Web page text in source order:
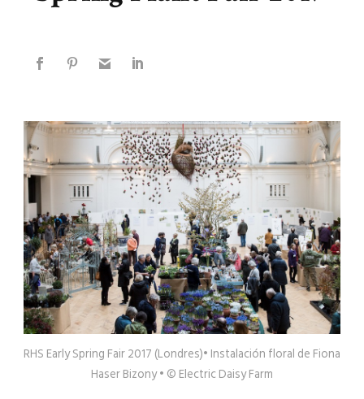
RHS Early Spring Fair 2017 (Londres)• Instalación floral de Fiona
Haser Bizony • © Electric Daisy Farm